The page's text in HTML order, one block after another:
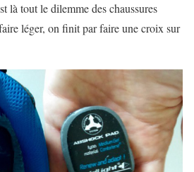
là tout le dilemme des chaussures
léger, on finit par faire une croix sur